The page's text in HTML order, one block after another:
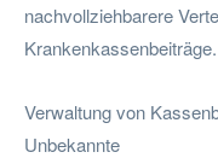
nachvollziehbarere
Krankenkassenbeiträge.
Verwaltung von
Unbekannte